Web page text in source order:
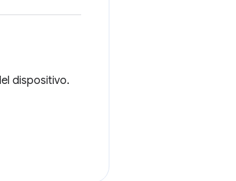
dispositivo.